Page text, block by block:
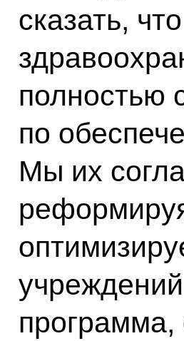
сказать,
полностью
по
Мы их
программа,